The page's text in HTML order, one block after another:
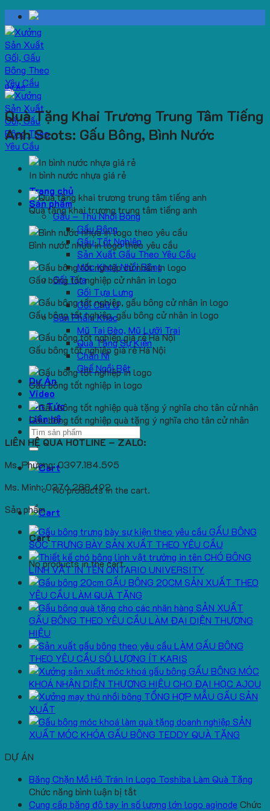
Skip
to
content
Trang chủ
Sản phẩm
Gấu – Thú Nhồi Bông
Gấu Bông
Gấu Tốt Nghiệp
Sản Xuất Gấu Theo Yêu Cầu
Móc Khoá Nhồi Bông
Gối Tựa
Gối Tựa Lưng
Gối Chữ U
Sản Phẩm Khác
Mũ Tai Bèo, Mũ Lưỡi Trai
Quà Tặng Sự Kiện
Chăn Nỉ
Ghế Ngồi Bệt
Dự Án
Video
Tin Tức
Liên hệ
Search
for:
No products in the cart.
Cart
No products in the cart.
Dự Án
Quà Tặng Khai Trương Trung Tâm Tiếng
Anh Scots: Gấu Bông, Bình Nước
In bình nước nhựa giá rẻ
Quà tặng khai trương trung tâm tiếng anh
Bình nước nhựa in logo theo yêu cầu
Gấu bông tốt nghiệp cử nhân in logo
Gấu bông tốt nghiệp, gấu bông cử nhân in logo
Gấu bông tốt nghiệp giá rẻ Hà Nội
Gấu bông tốt nghiệp in logo
Gấu bông tốt nghiệp quà tặng ý nghĩa cho tân cử nhân
LIÊN HỆ QUA HOTLINE – ZALO:
Ms. Phương: 0397.184.595
Ms. Minh: 0376.288.492
Sản phẩm
GẤU BÔNG
SÓC TRƯNG BÀY SẢN XUẤT THEO YÊU CẦU
CHÓ BÔNG
LINH VẬT IN TÊN ONTARIO UNIVERSITY
GẤU BÔNG 20CM SẢN XUẤT THEO
YÊU CẦU LÀM QUÀ TẶNG
SẢN XUẤT
GẤU BÔNG THEO YÊU CẦU LÀM ĐẠI DIỆN THƯƠNG
HIỆU
LÀM GẤU BÔNG
THEO YÊU CẦU SỐ LƯỢNG ÍT KARIS
GẤU BÔNG MÓC
KHOÁ NHẬN DIỆN THƯƠNG HIỆU CHO ĐẠI HỌC AJOU
TỔNG HỢP MẪU GẤU SẢN
XUẤT
SẢN
XUẤT MÓC KHÓA GẤU BÔNG TEDDY QUÀ TẶNG
DỰ ÁN
Băng Chặn Mồ Hô Trán In Logo Toshiba Làm Quà Tặng
Chức năng bình luận bị tắt
Băng
Cung cấp băng đô tay in số lượng lớn logo aginode Chức